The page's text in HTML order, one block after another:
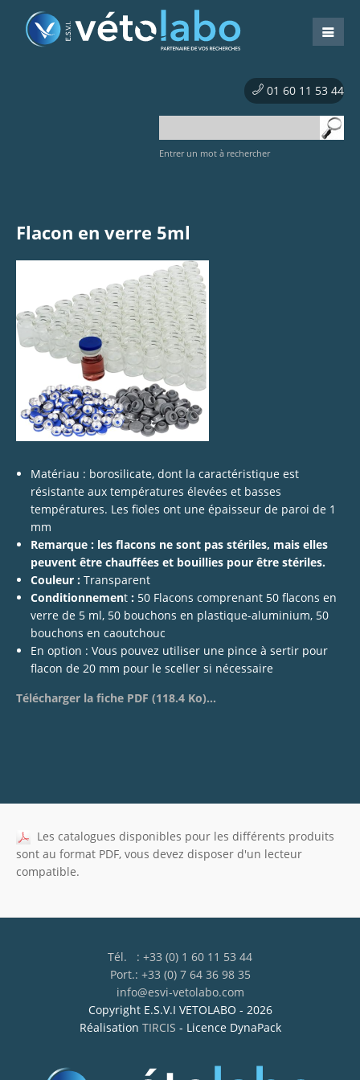
01 60 11 53 44
Entrer un mot à rechercher
Flacon en verre 5ml
Matériau : borosilicate, dont la caractéristique est
résistante aux températures élevées et basses
températures. Les fioles ont une épaisseur de paroi de 1
mm
Remarque : les flacons ne sont pas stériles, mais elles
peuvent être chauffées et bouillies pour être stériles.
Couleur : Transparent
Conditionnement : 50 Flacons comprenant 50 flacons en
verre de 5 ml, 50 bouchons en plastique-aluminium, 50
bouchons en caoutchouc
En option : Vous pouvez utiliser une pince à sertir pour
flacon de 20 mm pour le sceller si nécessaire
Télécharger la fiche PDF (118.4 Ko)...
Les catalogues disponibles pour les différents produits
sont au format PDF, vous devez disposer d'un lecteur
compatible.
Tél. : +33 (0) 1 60 11 53 44
Port.: +33 (0) 7 64 36 98 35
info@esvi-vetolabo.com
Copyright E.S.V.I VETOLABO - 2026
Réalisation TIRCIS - Licence DynaPack